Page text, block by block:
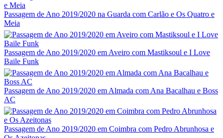
Passagem de Ano 2019/2020 na Guarda com Carlão e Os Quatro e
Meia
Passagem de Ano 2019/2020 em Aveiro com Mastiksoul e I Love
Baile Funk
Passagem de Ano 2019/2020 em Almada com Ana Bacalhau e Boss
AC
Passagem de Ano 2019/2020 em Coimbra com Pedro Abrunhosa e